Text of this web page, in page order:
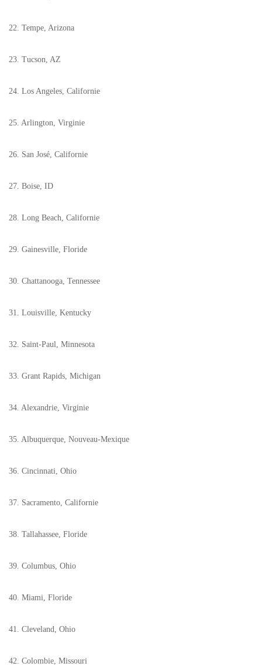
22. Tempe, Arizona
23. Tucson, AZ
24. Los Angeles, Californie
25. Arlington, Virginie
26. San José, Californie
27. Boise, ID
28. Long Beach, Californie
29. Gainesville, Floride
30. Chattanooga, Tennessee
31. Louisville, Kentucky
32. Saint-Paul, Minnesota
33. Grant Rapids, Michigan
34. Alexandrie, Virginie
35. Albuquerque, Nouveau-Mexique
36. Cincinnati, Ohio
37. Sacramento, Californie
38. Tallahassee, Floride
39. Columbus, Ohio
40. Miami, Floride
41. Cleveland, Ohio
42. Colombie, Missouri